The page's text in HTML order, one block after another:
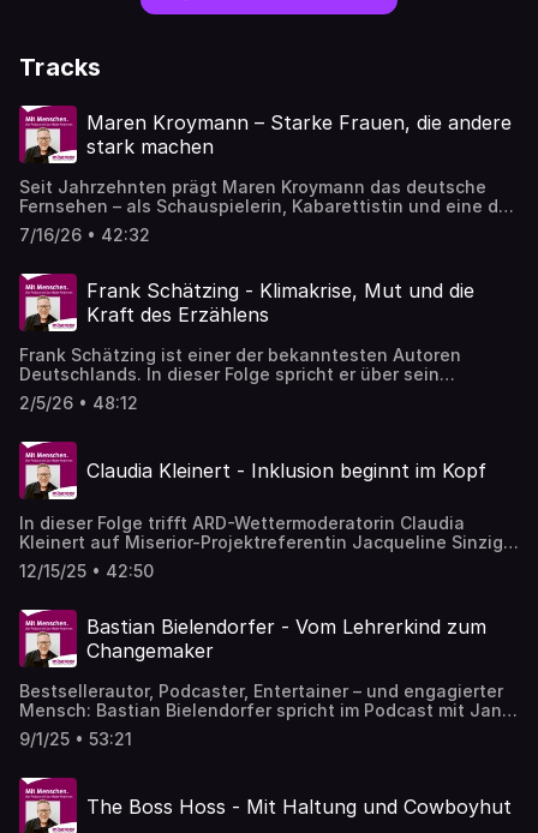
Tracks
Maren Kroymann – Starke Frauen, die andere
stark machen
Seit Jahrzehnten prägt Maren Kroymann das deutsche
Fernsehen – als Schauspielerin, Kabarettistin und eine der
wichtigsten Stimmen für Gleichberechtigung und queere
Sichtbarkeit. Gemeinsam mit MISEREOR-Referentin
gesellschaftliche Verantwortung. Es geht um Humor als
politisches Werkzeug, um Frauenrechte weltweit und
darum, warum Veränderung immer damit beginnt,
7/16/26 • 42:32
Frank Schätzing - Klimakrise, Mut und die
Kraft des Erzählens
Frank Schätzing ist einer der bekanntesten Autoren
Deutschlands. In dieser Folge spricht er über sein
Engagement gegen die Klimakrise – und darüber, wie
Geschichten Hoffnung machen können. Gemeinsam mit
Kipppunkte, politische Verantwortung und darum, warum
Wissen die beste „Wunderpille“ ist.
2/5/26 • 48:12
Claudia Kleinert - Inklusion beginnt im Kopf
In dieser Folge trifft ARD-Wettermoderatorin Claudia
Kleinert auf Miserior-Projektreferentin Jacqueline Sinzig.
Es geht um Inklusion – im Alltag, im globalen Süden, im
Kopf. Claudia erzählt, wie ihr Bruder ihr Bild auf
Inklusion nicht von außen verordnen kann, sondern Räume
dafür schaffen muss. Ein Gespräch über Neugier, echte
Teilhabe – und darüber, wie viel Engagement zurückgeben
12/15/25 • 42:50
Bastian Bielendorfer - Vom Lehrerkind zum
Changemaker
Bestsellerautor, Podcaster, Entertainer – und engagierter
Mensch: Bastian Bielendorfer spricht im Podcast mit Jan
Malte Andresen über den Pflegenotstand, persönliche
Erfahrungen mit dem Thema Pflege und die Frage, was ein
MISEREOR-Experte Martin Gottsacker.
9/1/25 • 53:21
The Boss Hoss - Mit Haltung und Cowboyhut